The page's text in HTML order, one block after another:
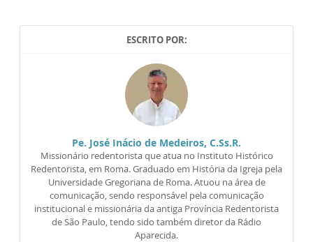
ESCRITO POR:
Pe. José Inácio de Medeiros, C.Ss.R.
Missionário redentorista que atua no Instituto Histórico
Redentorista, em Roma. Graduado em História da Igreja pela
Universidade Gregoriana de Roma. Atuou na área de
comunicação, sendo responsável pela comunicação
institucional e missionária da antiga Província Redentorista
de São Paulo, tendo sido também diretor da Rádio
Aparecida.